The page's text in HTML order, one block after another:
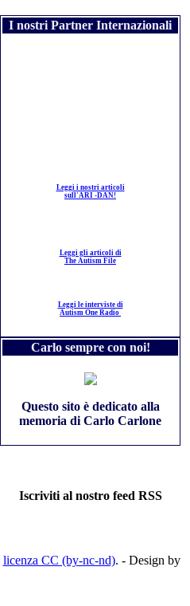
I nostri Partner Internazionali
Leggi i nostri articoli
sull'ARI -DAN!
Leggi gli articoli di
The Autism File
Leggi le interviste di
Autism One Radio
Carlo sempre con noi!
Questo sito è dedicato alla
memoria di Carlo Carlone
Iscriviti al nostro feed RSS
licenza CC (by-nc-nd). - Design by